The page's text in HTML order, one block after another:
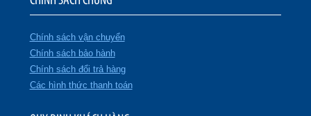
Chính sách vận chuyển
Chính sách bảo hành
Chính sách đổi trả hàng
Các hình thức thanh toán